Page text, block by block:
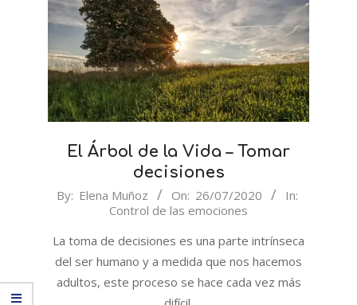
El Árbol de la Vida – Tomar
decisiones
2020-
26
By: Elena Muñoz On: 26/07/2020
In:
Control de las emociones
La toma de decisiones es una parte intrínseca
del ser humano y a medida que nos hacemos
adultos, este proceso se hace cada vez más